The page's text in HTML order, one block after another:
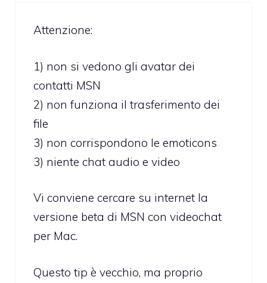
Attenzione:
1) non si vedono gli avatar dei
contatti MSN
2) non funziona il trasferimento dei
file
3) non corrispondono le emoticons
3) niente chat audio e video
Vi conviene cercare su internet la
versione beta di MSN con videochat
per Mac.
Questo tip è vecchio, ma proprio